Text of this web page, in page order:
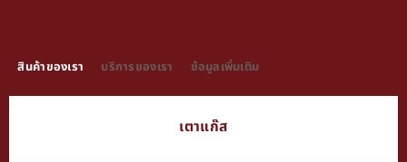
สินค้าของเรา บริการของเรา ข้อมูลเพิ่มเติม
เตาแก๊ส